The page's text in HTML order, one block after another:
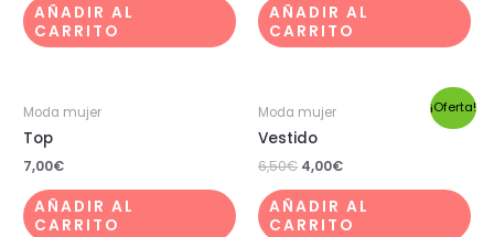
AÑADIR AL
CARRITO
AÑADIR AL
CARRITO
Moda mujer
Top
7,00€
AÑADIR AL
CARRITO
¡Oferta!
Moda mujer
Vestido
6,50€ 4,00€
AÑADIR AL
CARRITO